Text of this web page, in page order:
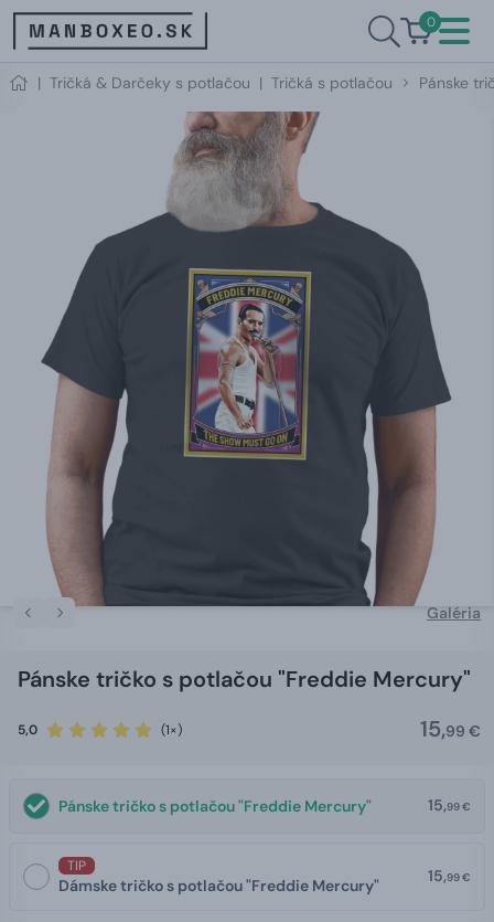
0
| Tričká & Darčeky s potlačou | Tričká s potlačou Pánske
Galéria
Pánske tričko s potlačou "Freddie Mercury"
5,0 (1×) 15,99 €
Pánske tričko s potlačou "Freddie Mercury" 15,99 €
TIP
Dámske tričko s potlačou "Freddie Mercury" 15,99 €